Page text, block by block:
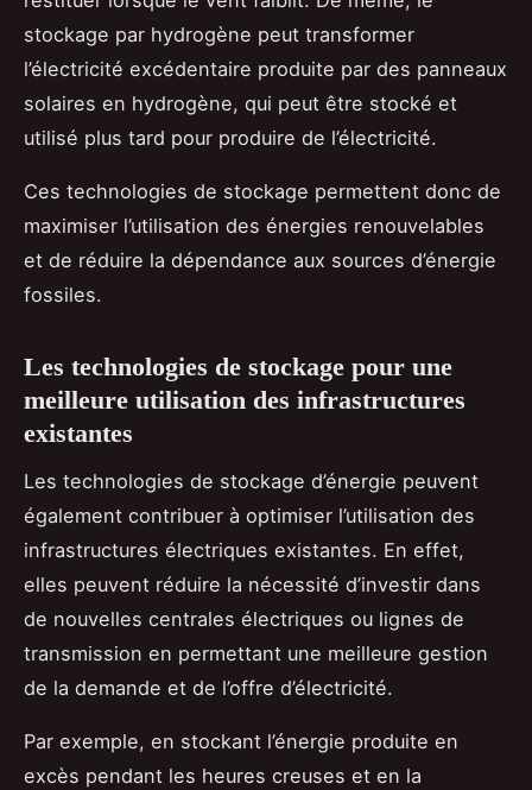
stockage par hydrogène peut transformer
l’électricité excédentaire produite par des panneaux
solaires en hydrogène, qui peut être stocké et
utilisé plus tard pour produire de l’électricité.
Ces technologies de stockage permettent donc de
maximiser l’utilisation des énergies renouvelables
et de réduire la dépendance aux sources d’énergie
fossiles.
Les technologies de stockage pour une
meilleure utilisation des infrastructures
existantes
Les technologies de stockage d’énergie peuvent
également contribuer à optimiser l’utilisation des
infrastructures électriques existantes. En effet,
elles peuvent réduire la nécessité d’investir dans
de nouvelles centrales électriques ou lignes de
transmission en permettant une meilleure gestion
de la demande et de l’offre d’électricité.
Par exemple, en stockant l’énergie produite en
excès pendant les heures creuses et en la